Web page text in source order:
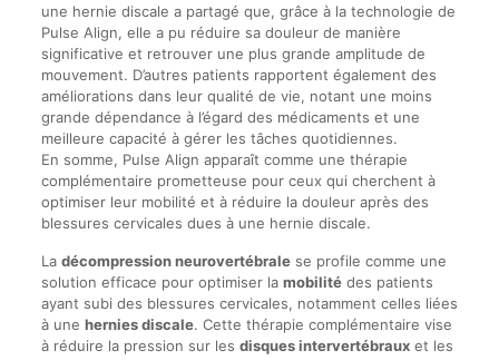
une hernie discale a partagé que, grâce à la technologie de
Pulse Align, elle a pu réduire sa douleur de manière
significative et retrouver une plus grande amplitude de
mouvement. D’autres patients rapportent également des
améliorations dans leur qualité de vie, notant une moins
grande dépendance à l’égard des médicaments et une
meilleure capacité à gérer les tâches quotidiennes.
En somme, Pulse Align apparaît comme une thérapie
complémentaire prometteuse pour ceux qui cherchent à
optimiser leur mobilité et à réduire la douleur après des
blessures cervicales dues à une hernie discale.
La décompression neurovertébralese profile comme une
solution efficace pour optimiser la mobilitédes patients
ayant subi des blessures cervicales, notamment celles liées
à une hernies discale. Cette thérapie complémentaire vise
à réduire la pression sur les disques intervertébrauxet les